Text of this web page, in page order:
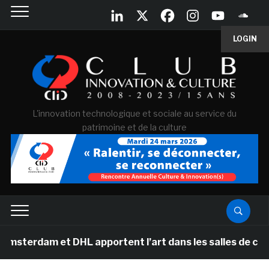
LOGIN
L'innovation technologique et sociale au service du
patrimoine et de la culture
et DHL apportent l’art dans les salles de classe des